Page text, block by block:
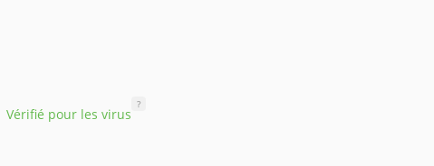
Vérifié pour les virus
?